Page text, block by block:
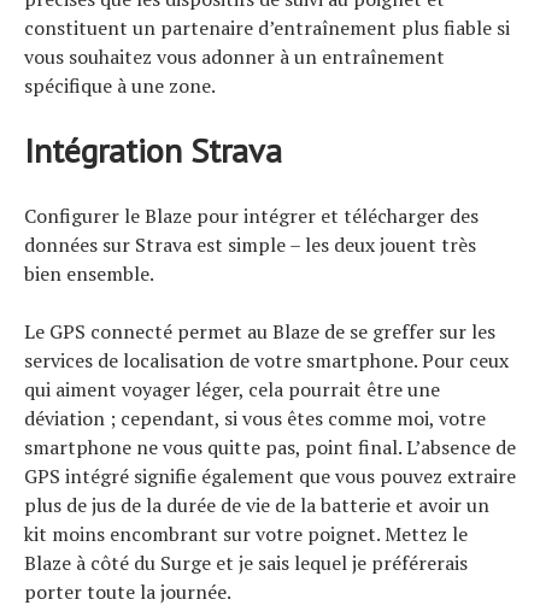
constituent un partenaire d’entraînement plus fiable si
vous souhaitez vous adonner à un entraînement
spécifique à une zone.
Intégration Strava
Configurer le Blaze pour intégrer et télécharger des
données sur Strava est simple – les deux jouent très
bien ensemble.
Le GPS connecté permet au Blaze de se greffer sur les
services de localisation de votre smartphone. Pour ceux
qui aiment voyager léger, cela pourrait être une
déviation ; cependant, si vous êtes comme moi, votre
smartphone ne vous quitte pas, point final. L’absence de
GPS intégré signifie également que vous pouvez extraire
plus de jus de la durée de vie de la batterie et avoir un
kit moins encombrant sur votre poignet. Mettez le
Blaze à côté du Surge et je sais lequel je préférerais
porter toute la journée.